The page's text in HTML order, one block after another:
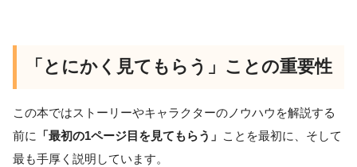
「とにかく見てもらう」ことの重要性
この本ではストーリーやキャラクターのノウハウを解説する
前に
「最初の1ページ目を見てもらう」 ことを最初に、そして
最も手厚く説明しています。